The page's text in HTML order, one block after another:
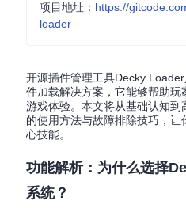
项目地址： https://
loader
开源插件管理工具Decky
件加载解决方案，它能够帮助
游戏体验。本文将从基础认知
的使用方法与故障排除技巧，
心技能。
功能解析：为什么选择
系统？